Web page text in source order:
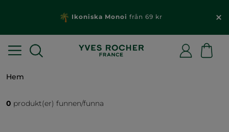
Ikoniska Monoi från 69 kr
Hem
0 produkt(er) funnen/funna